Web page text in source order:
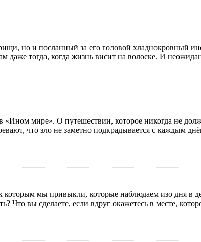
но и посланный за его головой хладнокровный
даже тогда, когда жизнь висит на волоске. И
«Ином мире». О путешествии, которое никогда не
что зло не заметно подкрадывается с каждым
мы привыкли, которые наблюдаем изо дня в
Что вы сделаете, если вдруг окажетесь в месте,